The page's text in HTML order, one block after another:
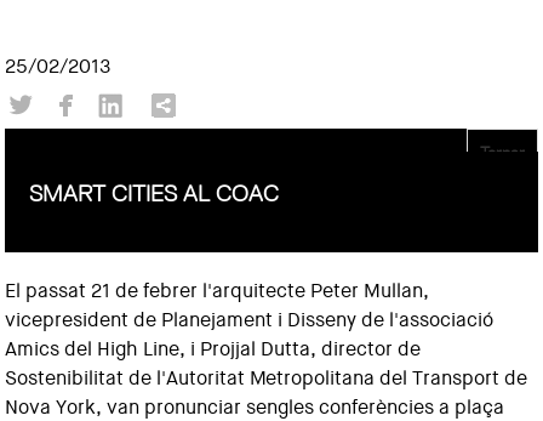
25/02/2013
Tornar
SMART CITIES AL COAC
El passat 21 de febrer l'arquitecte Peter Mullan,
vicepresident de Planejament i Disseny de l'associació
Amics del High Line, i Projjal Dutta, director de
Sostenibilitat de l'Autoritat Metropolitana del Transport de
Nova York, van pronunciar sengles conferències a plaça